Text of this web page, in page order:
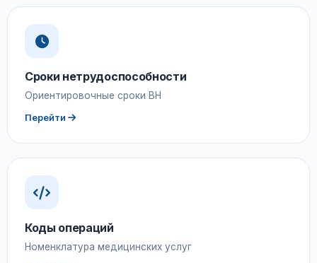
Сроки нетрудоспособности
Ориентировочные сроки ВН
Перейти
Коды операций
Номенклатура медицинских услуг